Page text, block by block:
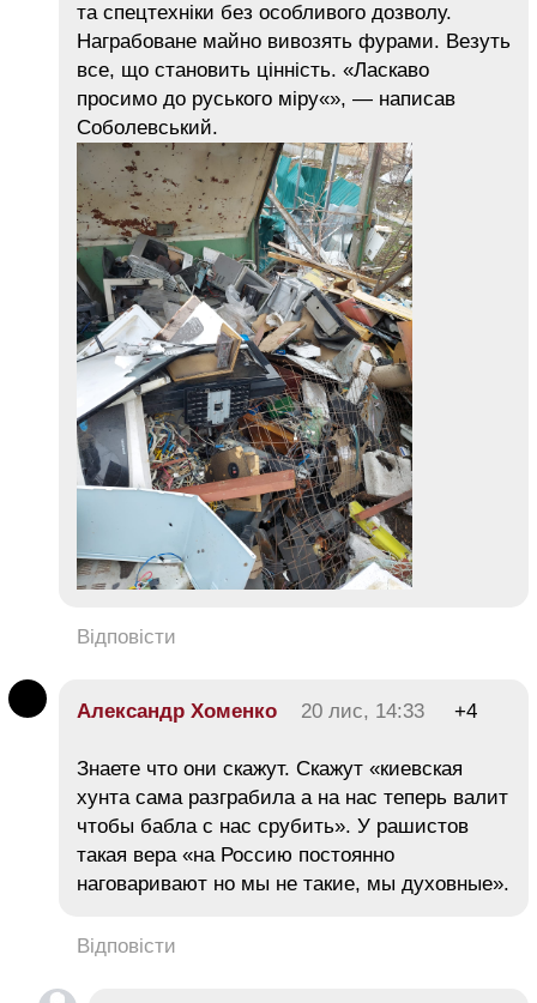
та спецтехніки без особливого дозволу.
Награбоване майно вивозять фурами. Везуть
все, що становить цінність. «Ласкаво
просимо до руського міру«», — написав
Соболевський.
Відповісти
Александр Хоменко 20 лис, 14:33 +4
Знаете что они скажут. Скажут «киевская
хунта сама разграбила а на нас теперь валит
чтобы бабла с нас срубить». У рашистов
такая вера «на Россию постоянно
наговаривают но мы не такие, мы духовные».
Відповісти